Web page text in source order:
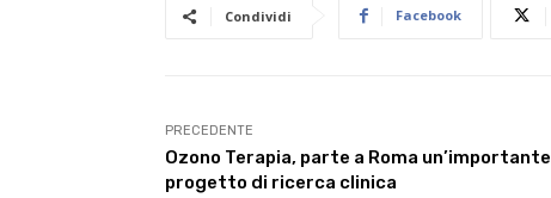
Condividi Facebook
PRECEDENTE
Ozono Terapia, parte a Roma un’importante
progetto di ricerca clinica